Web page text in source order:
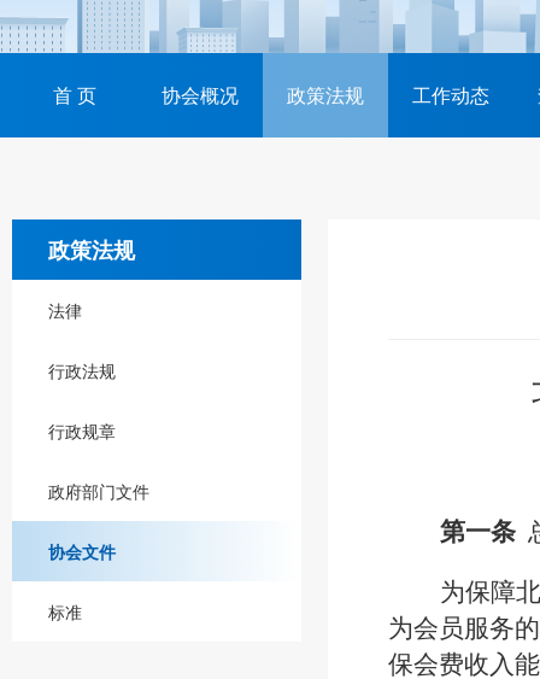
首 页 协会概况 政策法规 工作动态
政策法规
法律
行政法规
行政规章
政府部门文件
协会文件
标准
第一条
为保障
为会员服务
保会费收入